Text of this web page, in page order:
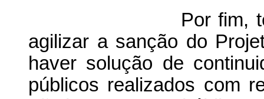
Por fim, tendo
agilizar a sanção do
haver solução de
públicos realizados com